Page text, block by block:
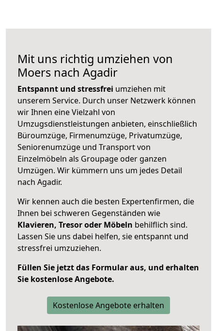
Mit uns richtig umziehen von
Moers nach Agadir
Entspannt und stressfrei umziehen mit
unserem Service. Durch unser Netzwerk können
wir Ihnen eine Vielzahl von
Umzugsdienstleistungen anbieten, einschließlich
Büroumzüge, Firmenumzüge, Privatumzüge,
Seniorenumzüge und Transport von
Einzelmöbeln als Groupage oder ganzen
Umzügen. Wir kümmern uns um jedes Detail
nach Agadir.
Wir kennen auch die besten Expertenfirmen, die
Ihnen bei schweren Gegenständen wie
Klavieren, Tresor oder Möbeln behilflich sind.
Lassen Sie uns dabei helfen, sie entspannt und
stressfrei umzuziehen.
Füllen Sie jetzt das Formular aus, und erhalten
Sie kostenlose Angebote.
Kostenlose Angebote erhalten